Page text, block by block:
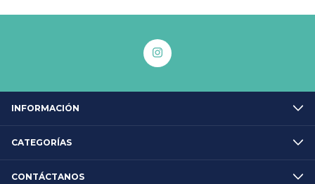
INFORMACIÓN
CATEGORÍAS
CONTÁCTANOS